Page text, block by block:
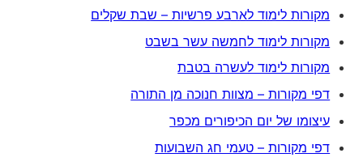
מקורות לימוד לארבע פרשיות – שבת שקלים
מקורות לימוד לחמשה עשר בשבט
מקורות לימוד לעשרה בטבת
דפי מקורות – מצוות חנוכה מן התורה
עיצומו של יום הכיפורים מכפר
דפי מקורות – טעמי חג השבועות